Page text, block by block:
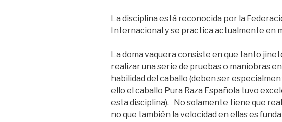
La disciplina está reconocida por la
Internacional y se practica actualmente en
La doma vaquera consiste en que tanto
realizar una serie de pruebas o maniobras
habilidad del caballo (deben ser
ello el caballo Pura Raza Española tuvo
esta disciplina). No solamente tiene que
no que también la velocidad en ellas es